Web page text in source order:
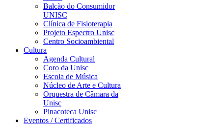
Balcão do Consumidor
UNISC
Clínica de Fisioterapia
Projeto Espectro Unisc
Centro Socioambiental
Cultura
Agenda Cultural
Coro da Unisc
Escola de Música
Núcleo de Arte e Cultura
Orquestra de Câmara da
Unisc
Pinacoteca Unisc
Eventos / Certificados